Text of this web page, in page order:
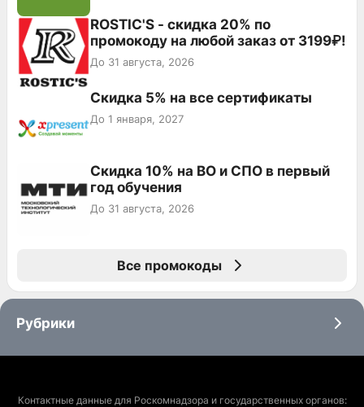
ROSTIC'S - скидка 20% по
промокоду на любой заказ от 3199₽!
До 31 августа, 2026
Скидка 5% на все сертификаты
До 1 января, 2027
Скидка 10% на ВО и СПО в первый
год обучения
До 31 августа, 2026
Все промокоды
Рубрики
Контактные данные для Роскомнадзора и государственных органов: